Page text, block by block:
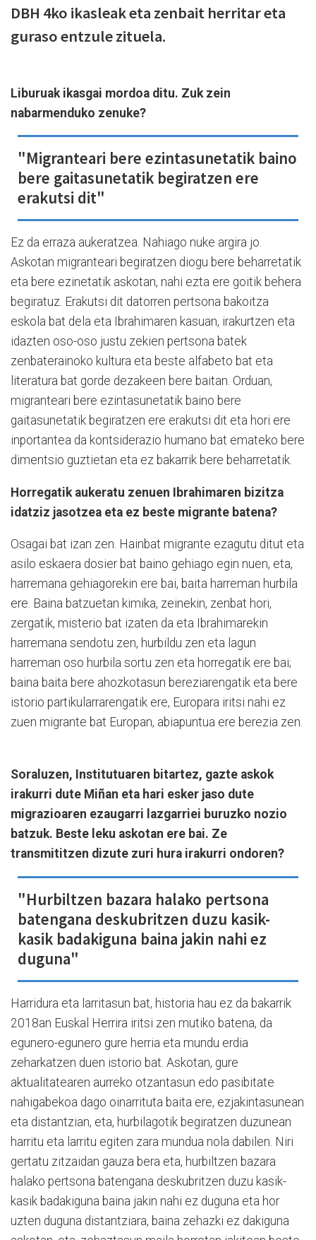
DBH 4ko ikasleak eta zenbait herritar eta
guraso entzule zituela.
Liburuak ikasgai mordoa ditu. Zuk zein
nabarmenduko zenuke?
"Migranteari bere ezintasunetatik baino
bere gaitasunetatik begiratzen ere
erakutsi dit"
Ez da erraza aukeratzea. Nahiago nuke argira jo.
Askotan migranteari begiratzen diogu bere beharretatik
eta bere ezinetatik askotan, nahi ezta ere goitik behera
begiratuz. Erakutsi dit datorren pertsona bakoitza
eskola bat dela eta Ibrahimaren kasuan, irakurtzen eta
idazten oso-oso justu zekien pertsona batek
zenbaterainoko kultura eta beste alfabeto bat eta
literatura bat gorde dezakeen bere baitan. Orduan,
migranteari bere ezintasunetatik baino bere
gaitasunetatik begiratzen ere erakutsi dit eta hori ere
inportantea da kontsiderazio humano bat emateko bere
dimentsio guztietan eta ez bakarrik bere beharretatik.
Horregatik aukeratu zenuen Ibrahimaren bizitza
idatziz jasotzea eta ez beste migrante batena?
Osagai bat izan zen. Hainbat migrante ezagutu ditut eta
asilo eskaera dosier bat baino gehiago egin nuen, eta,
harremana gehiagorekin ere bai, baita harreman hurbila
ere. Baina batzuetan kimika, zeinekin, zenbat hori,
zergatik, misterio bat izaten da eta Ibrahimarekin
harremana sendotu zen, hurbildu zen eta lagun
harreman oso hurbila sortu zen eta horregatik ere bai;
baina baita bere ahozkotasun bereziarengatik eta bere
istorio partikularrarengatik ere, Europara iritsi nahi ez
zuen migrante bat Europan, abiapuntua ere berezia zen.
Soraluzen, Institutuaren bitartez, gazte askok
irakurri dute Miñan eta hari esker jaso dute
migrazioaren ezaugarri lazgarriei buruzko nozio
batzuk. Beste leku askotan ere bai. Ze
transmititzen dizute zuri hura irakurri ondoren?
"Hurbiltzen bazara halako pertsona
batengana deskubritzen duzu kasik-
kasik badakiguna baina jakin nahi ez
duguna"
Harridura eta larritasun bat, historia hau ez da bakarrik
2018an Euskal Herrira iritsi zen mutiko batena, da
egunero-egunero gure herria eta mundu erdia
zeharkatzen duen istorio bat. Askotan, gure
aktualitatearen aurreko otzantasun edo pasibitate
nahigabekoa dago oinarrituta baita ere, ezjakintasunean
eta distantzian, eta, hurbilagotik begiratzen duzunean
harritu eta larritu egiten zara mundua nola dabilen. Niri
gertatu zitzaidan gauza bera eta, hurbiltzen bazara
halako pertsona batengana deskubritzen duzu kasik-
kasik badakiguna baina jakin nahi ez duguna eta hor
uzten duguna distantziara, baina zehazki ez dakiguna